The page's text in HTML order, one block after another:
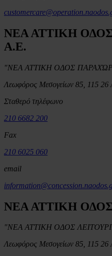
ΝΕΑ ΑΤΤΙΚΗ
Α.Ε.
"ΝΕΑ ΑΤΤΙΚΗ ΟΔΟΣ
Λεωφόρος Μεσογείων 85, 115 26
Σταθερό τηλέφωνο
210 6682 200
Fax
210 6025 060
email
ΝΕΑ ΑΤΤΙΚΗ
"ΝΕΑ ΑΤΤΙΚΗ ΟΔΟΣ
Λεωφόρος Μεσογείων 85, 115 26